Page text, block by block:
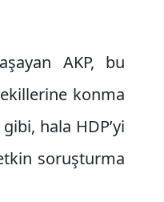
AKP, bu
konma
hala HDP’yi
soruşturma